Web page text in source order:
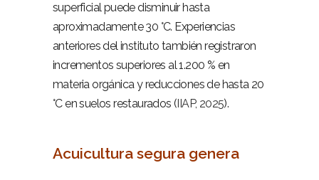
superficial puede disminuir hasta
aproximadamente 30 °C. Experiencias
anteriores del instituto también registraron
incrementos superiores al 1.200 % en
materia orgánica y reducciones de hasta 20
°C en suelos restaurados (IIAP, 2025).
Acuicultura segura genera